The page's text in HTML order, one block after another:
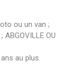
ou un van ;
ABGOVILLE OU
au plus.